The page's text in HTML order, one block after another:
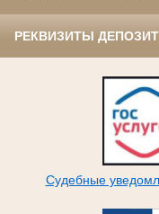
РЕКВИЗИТЫ
Судебные